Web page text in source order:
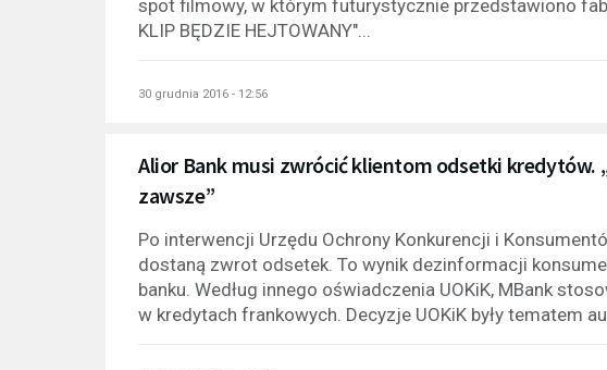
spot filmowy, w którym futurystycznie przedstawiono
KLIP BĘDZIE HEJTOWANY"...
30 grudnia 2016 - 12:56
Alior Bank musi zwrócić klientom odsetki kredytów.
zawsze”
Po interwencji Urzędu Ochrony Konkurencji i
dostaną zwrot odsetek. To wynik dezinformacji
banku. Według innego oświadczenia UOKiK, MBank
w kredytach frankowych. Decyzje UOKiK były tematem